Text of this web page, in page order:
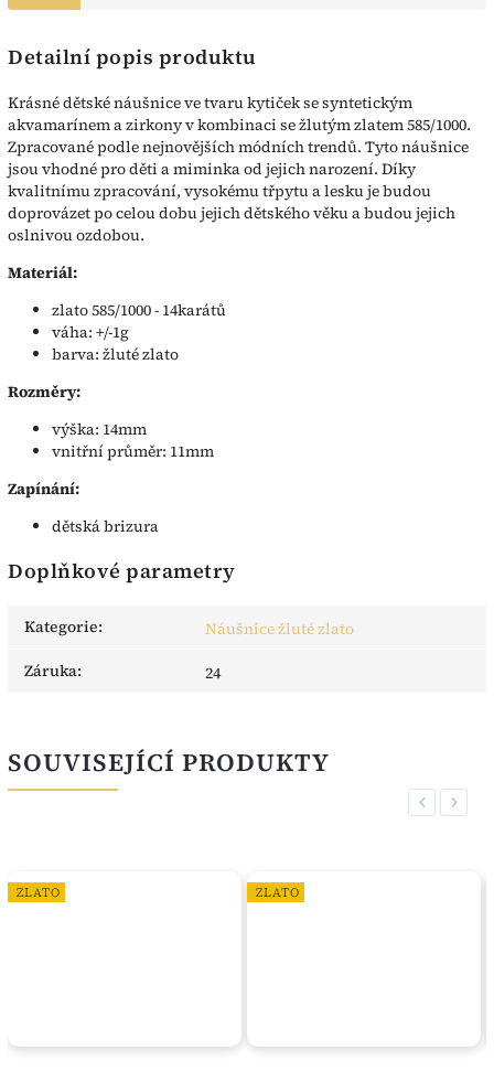
Detailní popis produktu
Krásné dětské náušnice ve tvaru kytiček se syntetickým
akvamarínem a zirkony v kombinaci se žlutým zlatem 585/1000.
Zpracované podle nejnovějších módních trendů. Tyto náušnice
jsou vhodné pro děti a miminka od jejich narození. Díky
kvalitnímu zpracování, vysokému třpytu a lesku je budou
doprovázet po celou dobu jejich dětského věku a budou jejich
oslnivou ozdobou.
Materiál:
zlato 585/1000 - 14karátů
váha: +/-1g
barva: žluté zlato
Rozměry:
výška: 14mm
vnitřní průměr: 11mm
Zapínání:
dětská brizura
Doplňkové parametry
Kategorie:
Náušnice žluté zlato
Záruka: 24
SOUVISEJÍCÍ PRODUKTY
Previous
ZLATO ZLATO
Next